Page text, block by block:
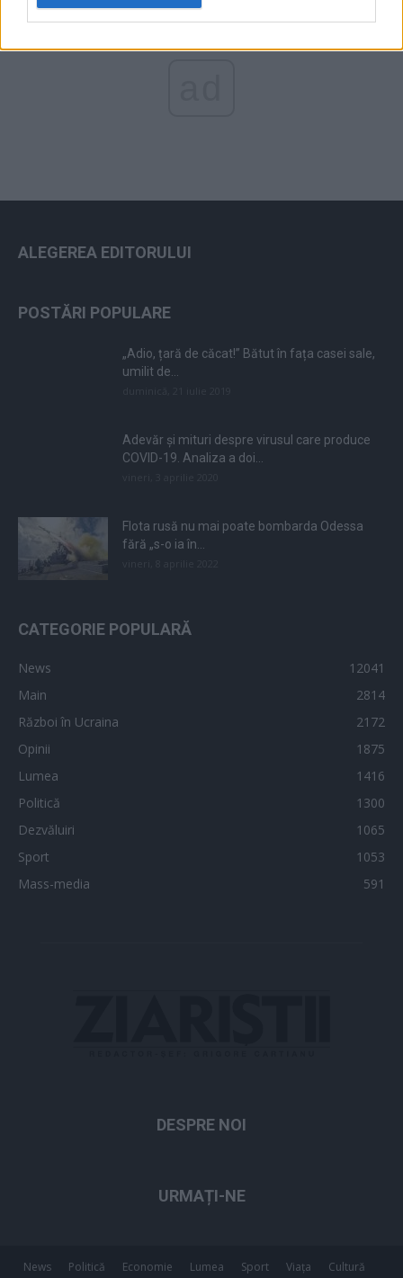
ALEGEREA EDITORULUI
POSTĂRI POPULARE
„Adio, țară de căcat!” Bătut în fața casei sale,
umilit de...
Adevăr și mituri despre virusul care produce
COVID-19. Analiza a doi...
Flota rusă nu mai poate bombarda Odessa
fără „s-o ia în...
CATEGORIE POPULARĂ
News
12041
Main
2814
Război în Ucraina
2172
Opinii
1875
Lumea
1416
Politică
1300
Dezvăluiri
1065
Sport
1053
Mass-media
591
DESPRE NOI
URMAȚI-NE
News Politică Economie Lumea Sport Viața Cultură